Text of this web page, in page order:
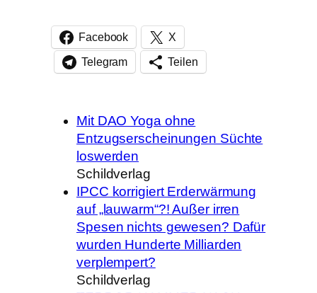
Facebook X
Telegram Teilen
Mit DAO Yoga ohne
Entzugserscheinungen Süchte
loswerden
Schildverlag
IPCC korrigiert Erderwärmung
auf „lauwarm“?! Außer irren
Spesen nichts gewesen? Dafür
wurden Hunderte Milliarden
verplempert?
Schildverlag